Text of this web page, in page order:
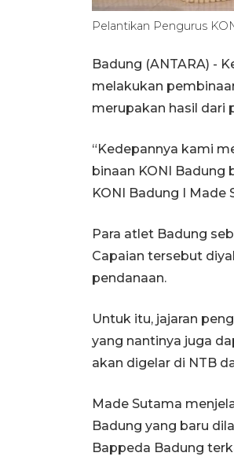
Pelantikan Pengurus
Badung (ANTARA) -
melakukan
merupakan hasil dari
“Kedepannya kami
binaan KONI Badung
KONI Badung I Made
Para atlet Badung
Capaian tersebut
pendanaan.
Untuk itu, jajaran
yang nantinya juga
akan digelar di NTB
Made Sutama
Badung yang baru
Bappeda Badung